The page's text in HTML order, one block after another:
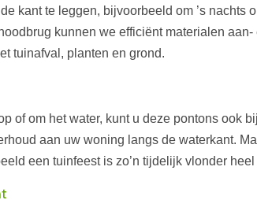
kant te leggen, bijvoorbeeld om ’s nachts
kunnen we efficiënt materialen
tuinafval, planten en grond.
of om het water, kunt u deze pontons ook
aan uw woning langs de waterkant.
een tuinfeest is zo’n tijdelijk vlonder